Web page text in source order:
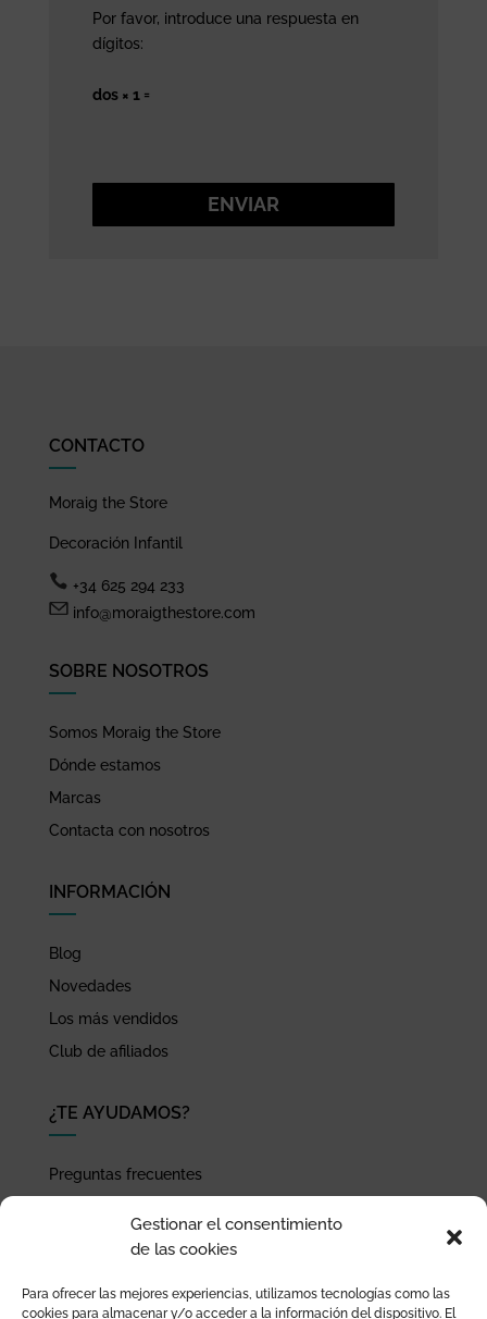
Gestionar el consentimiento
de las cookies
Para ofrecer las mejores experiencias, utilizamos tecnologías como las
cookies para almacenar y/o acceder a la información del dispositivo. El
Por favor, introduce una respuesta en
dígitos:
dos × 1 =
ENVIAR
CONTACTO
Moraig the Store
Decoración Infantil
+34 625 294 233
info@moraigthestore.com
SOBRE NOSOTROS
Somos Moraig the Store
Dónde estamos
Marcas
Contacta con nosotros
INFORMACIÓN
Blog
Novedades
Los más vendidos
Club de afiliados
¿TE AYUDAMOS?
Preguntas frecuentes
Pago seguro
Devoluciones y garantía